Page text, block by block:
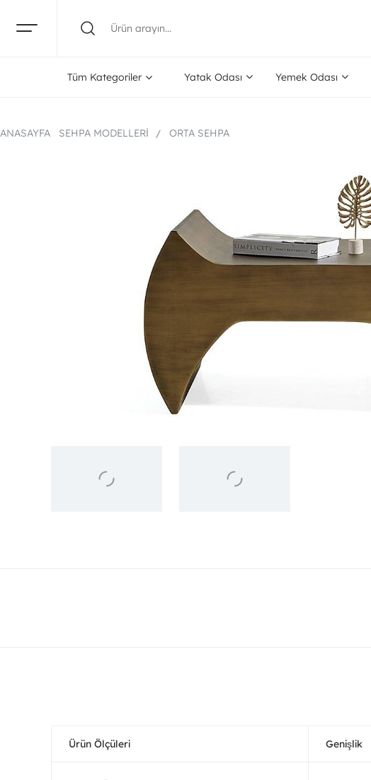
Tüm Kategoriler Yatak Odası Yemek Odası
ANASAYFA SEHPA MODELLERI ORTA SEHPA
Ürün Ölçüleri Genişlik